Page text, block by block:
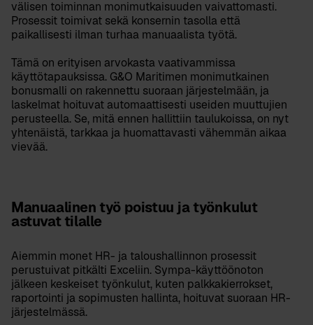
välisen toiminnan monimutkaisuuden vaivattomasti.
Prosessit toimivat sekä konsernin tasolla että
paikallisesti ilman turhaa manuaalista työtä.
Tämä on erityisen arvokasta vaativammissa
käyttötapauksissa. G&O Maritimen monimutkainen
bonusmalli on rakennettu suoraan järjestelmään, ja
laskelmat hoituvat automaattisesti useiden muuttujien
perusteella. Se, mitä ennen hallittiin taulukoissa, on nyt
yhtenäistä, tarkkaa ja huomattavasti vähemmän aikaa
vievää.
Manuaalinen työ poistuu ja työnkulut
astuvat tilalle
Aiemmin monet HR- ja taloushallinnon prosessit
perustuivat pitkälti Exceliin. Sympa-käyttöönoton
jälkeen keskeiset työnkulut, kuten palkkakierrokset,
raportointi ja sopimusten hallinta, hoituvat suoraan HR-
järjestelmässä.